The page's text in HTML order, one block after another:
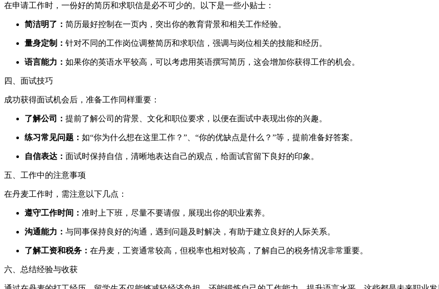
在申请工作时，一份好的简历和求职信是必不可少的。以下是一些小贴士：
简洁明了： 简历最好控制在一页内，突出你的教育背景和相关工作经验。
量身定制： 针对不同的工作岗位调整简历和求职信，强调与岗位相关的技能和经历。
语言能力： 如果你的英语水平较高，可以考虑用英语撰写简历，这会增加你获得工作的机会。
四、面试技巧
成功获得面试机会后，准备工作同样重要：
了解公司： 提前了解公司的背景、文化和职位要求，以便在面试中表现出你的兴趣。
练习常见问题： 如“你为什么想在这里工作？”、“你的优缺点是什么？”等，提前准备好答案。
自信表达： 面试时保持自信，清晰地表达自己的观点，给面试官留下良好的印象。
五、工作中的注意事项
在丹麦工作时，需注意以下几点：
遵守工作时间： 准时上下班，尽量不要请假，展现出你的职业素养。
沟通能力： 与同事保持良好的沟通，遇到问题及时解决，有助于建立良好的人际关系。
了解工资和税务： 在丹麦，工资通常较高，但税率也相对较高，了解自己的税务情况非常重要。
六、总结经验与收获